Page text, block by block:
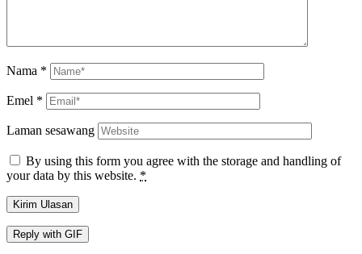
Nama *
Emel *
Laman sesawang
By using this form you agree with the storage and handling of
your data by this website. *
Kirim Ulasan
Reply with GIF